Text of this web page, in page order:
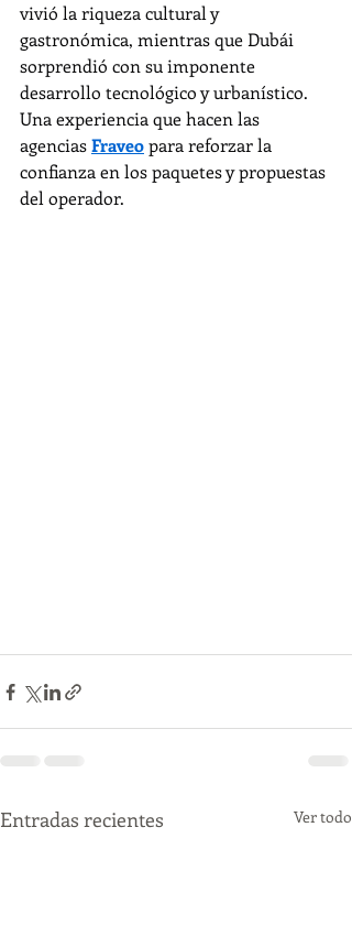
vivió la riqueza cultural y
gastronómica, mientras que Dubái
sorprendió con su imponente
desarrollo tecnológico y urbanístico.
Una experiencia que hacen las
agencias Fraveo para reforzar la
confianza en los paquetes y propuestas
del operador.
Entradas recientes Ver todo